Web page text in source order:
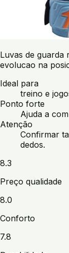
Luvas de guarda
evolucao na
Ideal para
treino e
Ponto forte
Ajuda a
Atenção
Confirmar
dedos.
8.3
Preço qualidade
8.0
Conforto
7.8